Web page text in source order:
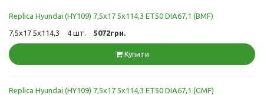
Replica Hyundai (HY109) 7,5x17 5x114,3 ET50 DIA67,1 (BMF)
7,5x17 5x114,3 4 шт. 5072грн.
Купити
Replica Hyundai (HY109) 7,5x17 5x114,3 ET50 DIA67,1 (GMF)